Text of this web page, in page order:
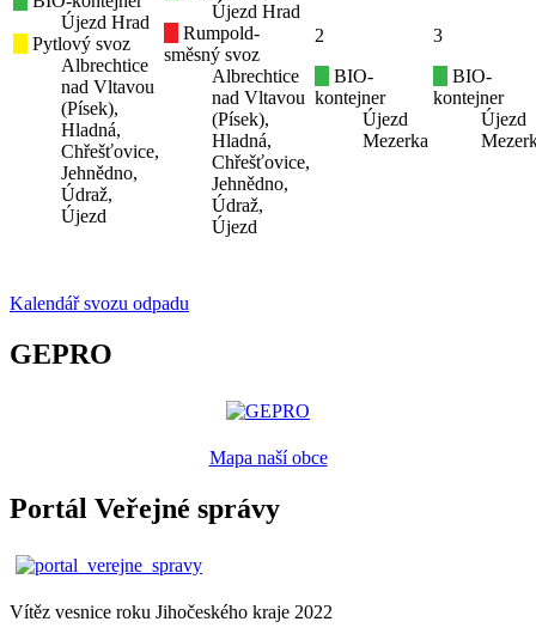
Újezd Hrad
Pytlový svoz
Albrechtice
nad Vltavou
(Písek),
Hladná,
Chřešťovice,
Jehnědno,
Údraž,
Újezd
Újezd Hrad
Rumpold-
směsný svoz
Albrechtice
nad Vltavou
(Písek),
Hladná,
Chřešťovice,
Jehnědno,
Údraž,
Újezd
2
BIO-
kontejner
Újezd
Mezerka
3
BIO-
kontejner
Újezd
Kalendář svozu odpadu
GEPRO
Mapa naší obce
Portál Veřejné správy
Vítěz vesnice roku Jihočeského kraje 2022